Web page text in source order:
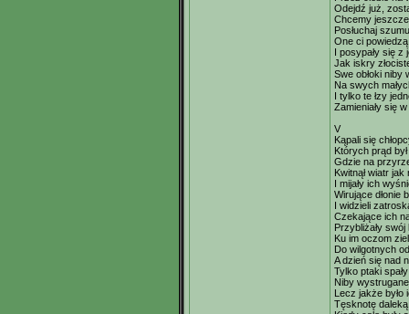
Odejdź już,
Chcemy
Posłuchaj
One ci
I posypały się z
Jak iskry
Swe obłoki niby
Na swych
I tylko te łzy
Zamieniały się
V
Kąpali się
Których prąd
Gdzie na
Kwitnął wiatr
I mijały ich
Wirujące dłonie
I widzieli
Czekające ich
Przybliżały
Ku im oczom
Do wilgotnych
A dzień się nad
Tylko ptaki
Niby
Lecz jakże było
Tęsknotę